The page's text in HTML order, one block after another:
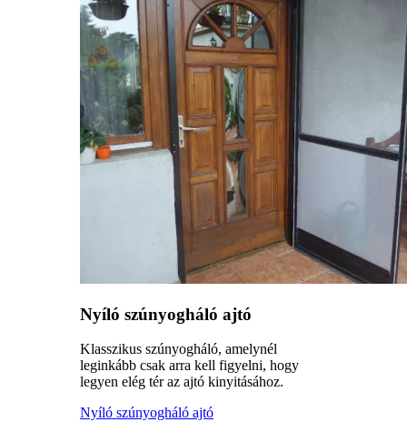
Nyíló szúnyogháló ajtó
Klasszikus szúnyogháló, amelynél
leginkább csak arra kell figyelni, hogy
legyen elég tér az ajtó kinyitásához.
Nyíló szúnyogháló ajtó